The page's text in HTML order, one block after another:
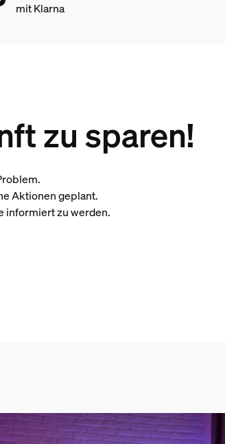
mit Klarna
zu sparen!
Aktionen geplant.
informiert zu werden.